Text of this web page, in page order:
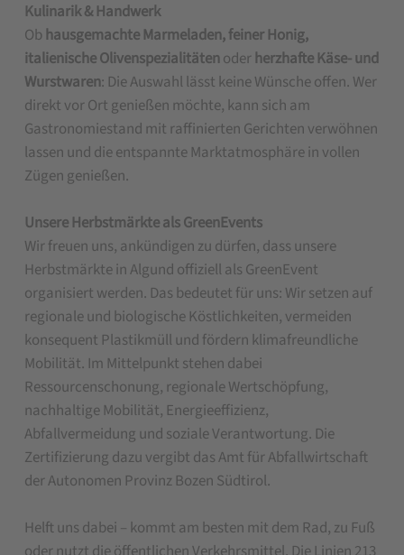
Kulinarik & Handwerk
Ob hausgemachte Marmeladen, feiner Honig,
italienische Olivenspezialitätenoder herzhafte Käse- und
Wurstwaren: Die Auswahl lässt keine Wünsche offen. Wer
direkt vor Ort genießen möchte, kann sich am
Gastronomiestand mit raffinierten Gerichten verwöhnen
lassen und die entspannte Marktatmosphäre in vollen
Zügen genießen.
Unsere Herbstmärkte als GreenEvents
Wir freuen uns, ankündigen zu dürfen, dass unsere
Herbstmärkte in Algund offiziell als GreenEvent
organisiert werden. Das bedeutet für uns: Wir setzen auf
regionale und biologische Köstlichkeiten, vermeiden
konsequent Plastikmüll und fördern klimafreundliche
Mobilität. Im Mittelpunkt stehen dabei
Ressourcenschonung, regionale Wertschöpfung,
nachhaltige Mobilität, Energieeffizienz,
Abfallvermeidung und soziale Verantwortung. Die
Zertifizierung dazu vergibt das Amt für Abfallwirtschaft
der Autonomen Provinz Bozen Südtirol.
Helft uns dabei – kommt am besten mit dem Rad, zu Fuß